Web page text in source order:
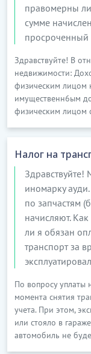
правомерны
сумме
просроченный
Здравствуйте! В
недвижимости:
физическим лицом
имущественн6ым
физическим лицом
Налог на
иномарку
по запчастям
начисляют.
ли я обязан
транспорт за
По вопросу уплаты
момента снятия
учета. При этом,
или стояло в
автомобиль не